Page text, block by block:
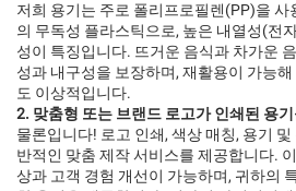
저희 용기는 주로 폴리프로필렌(PP)을 사
의 무독성 플라스틱으로, 높은 내열성(전
성이 특징입니다. 뜨거운 음식과 차가운
성과 내구성을 보장하며, 재활용이 가능
도 이상적입니다.
2. 맞춤형 또는 브랜드 로고가 인쇄된 용
물론입니다! 로고 인쇄, 색상 매칭, 용기
반적인 맞춤 제작 서비스를 제공합니다.
상과 고객 경험 개선이 가능하며, 귀하의